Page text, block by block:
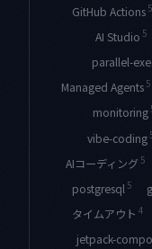
GitHub Actions 5
AI Studio 5
parallel-
Managed Agents 5
monitoring
vibe-coding
AIコーディング 5
postgresql 5
タイムアウト 4
jetpack-